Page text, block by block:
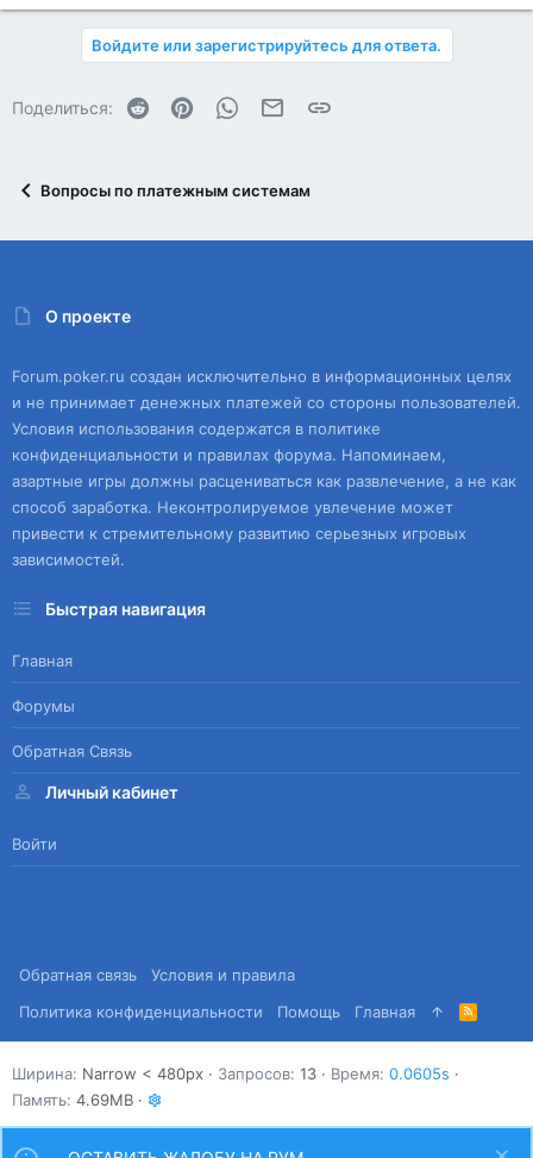
Войдите или зарегистрируйтесь для ответа.
Поделиться: Reddit PinterestWhatsAppЭлектронная почта
Ссылка
Вопросы по платежным системам
О проекте
Forum.poker.ru создан исключительно в информационных целях
и не принимает денежных платежей со стороны пользователей.
Условия использования содержатся в политике
конфиденциальности и правилах форума. Напоминаем,
азартные игры должны расцениваться как развлечение, а не как
способ заработка. Неконтролируемое увлечение может
привести к стремительному развитию серьезных игровых
зависимостей.
Быстрая навигация
Главная
Форумы
Обратная Связь
Личный кабинет
Войти
Обратная связь
Условия и правила
Политика конфиденциальности
Помощь Главная
R
S
S
Ширина Запросов 13 Время 0.0605s
Память 4.69MB